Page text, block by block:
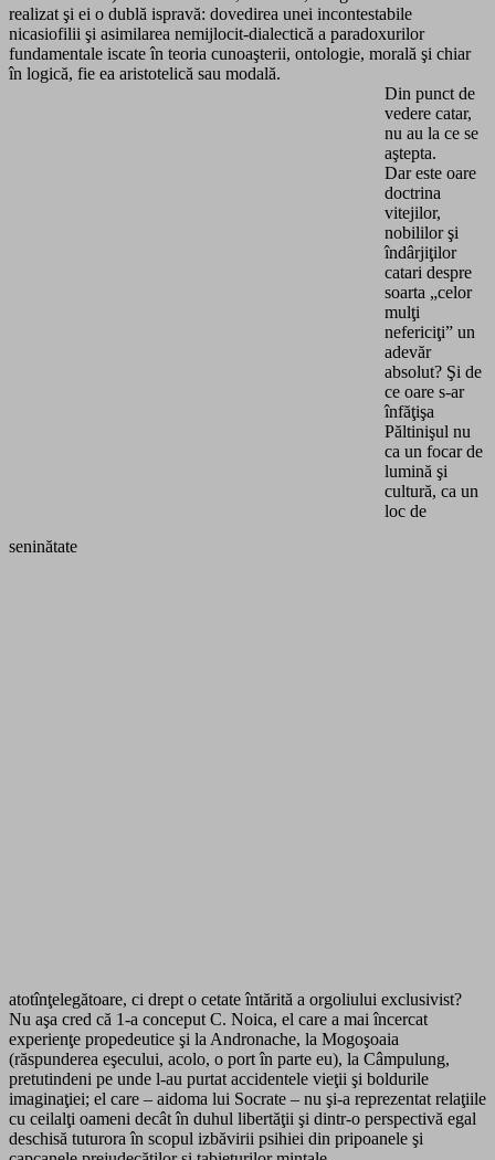
realizat şi ei o dublă ispravă: dovedirea unei incontestabile
nicasiofilii şi asimilarea nemijlocit-dialectică a paradoxurilor
fundamentale iscate în teoria cunoaşterii, ontologie, morală şi chiar
în logică, fie ea aristotelică sau modală.
Din punct de
vedere catar,
nu au la ce se
aştepta.
Dar este oare
doctrina
vitejilor,
nobililor şi
îndârjiţilor
catari despre
soarta „celor
mulţi
nefericiţi” un
adevăr
absolut? Şi de
ce oare s-ar
înfăţişa
Păltinişul nu
ca un focar de
lumină şi
cultură, ca un
loc de
seninătate
atotînţelegătoare, ci drept o cetate întărită a orgoliului exclusivist?
Nu aşa cred că 1-a conceput C. Noica, el care a mai încercat
experienţe propedeutice şi la Andronache, la Mogoşoaia
(răspunderea eşecului, acolo, o port în parte eu), la Câmpulung,
pretutindeni pe unde l-au purtat accidentele vieţii şi boldurile
imaginaţiei; el care – aidoma lui Socrate – nu şi-a reprezentat relaţiile
cu ceilalţi oameni decât în duhul libertăţii şi dintr-o perspectivă egal
deschisă tuturora în scopul izbăvirii psihiei din pripoanele şi